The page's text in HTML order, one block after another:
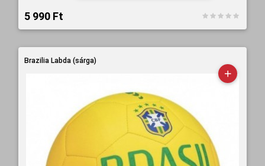
5 990 Ft‎
Brazilia Labda (sárga)